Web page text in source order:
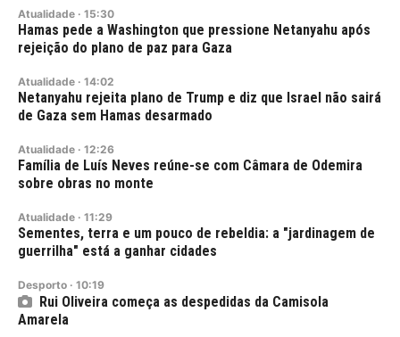
Atualidade · 15:30
Hamas pede a Washington que pressione Netanyahu após
rejeição do plano de paz para Gaza
Atualidade · 14:02
Netanyahu rejeita plano de Trump e diz que Israel não sairá
de Gaza sem Hamas desarmado
Atualidade · 12:26
Família de Luís Neves reúne-se com Câmara de Odemira
sobre obras no monte
Atualidade · 11:29
Sementes, terra e um pouco de rebeldia: a "jardinagem de
guerrilha" está a ganhar cidades
Desporto · 10:19
Rui Oliveira começa as despedidas da Camisola
Amarela